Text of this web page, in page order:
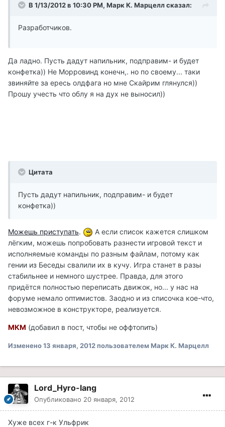
В 1/13/2012 в 10:30 PM, Марк К. Марцелл сказал:
Разработчиков.
Да ладно. Пусть дадут напильник, подправим- и будет
конфетка)) Не Морровинд конечн,. но по своему... таки
звиняйте за ересь олдфага но мне Скайрим глянулся))
Прошу учесть что облу я на дух не выносил))
Цитата
Пусть дадут напильник, подправим- и будет
конфетка))
Можешь приступать.
А если список кажется слишком
лёгким, можешь попробовать разнести игровой текст и
исполняемые команды по разным файлам, потому как
гении из Беседы свалили их в кучу. Игра станет в разы
стабильнее и немного шустрее. Правда, для этого
придётся полностью переписать движок, но... у нас на
форуме немало оптимистов. Заодно и из списочка кое-что,
невозможное в конструкторе, реализуется.
МКМ (добавил в пост, чтобы не оффтопить)
Изменено13 января, 2012пользователем Марк К. Марцелл
Lord_Hyro-lang
Опубликовано 20 января, 2012
Хуже всех г-к Ульфрик